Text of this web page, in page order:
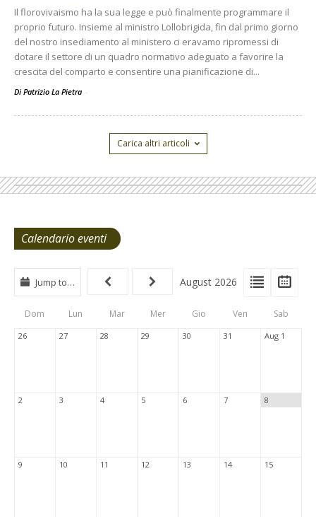
Il florovivaismo ha la sua legge e può finalmente programmare il
proprio futuro. Insieme al ministro Lollobrigida, fin dal primo giorno
del nostro insediamento al ministero ci eravamo ripromessi di
dotare il settore di un quadro normativo adeguato a favorire la
crescita del comparto e consentire una pianificazione di...
Di Patrizio La Pietra -
Carica altri articoli
Calendario eventi
View
Type
Tabs
View
List
Jump to… August 2026
Dom Lun Mar Mer Gio Ven Sab
26 27 28 29 30 31 Aug 1
2 3 4 5 6 7 8
9 10 11 12 13 14 15